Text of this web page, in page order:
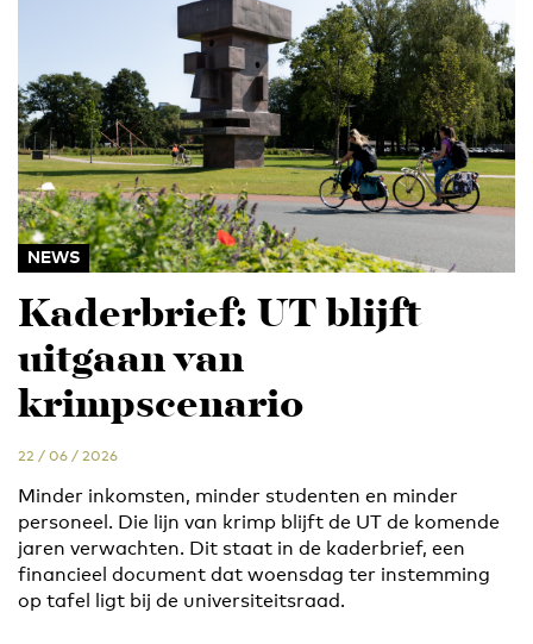
NEWS
Kaderbrief: UT blijft
uitgaan van
krimpscenario
22 / 06 / 2026
Minder inkomsten, minder studenten en minder
personeel. Die lijn van krimp blijft de UT de komende
jaren verwachten. Dit staat in de kaderbrief, een
financieel document dat woensdag ter instemming
op tafel ligt bij de universiteitsraad.